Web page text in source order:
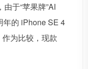
于“苹果牌”AI
年的 iPhone SE 4
作为比较，现款